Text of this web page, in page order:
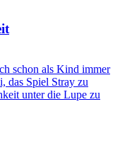
schon als Kind immer
das Spiel Stray zu
unter die Lupe zu